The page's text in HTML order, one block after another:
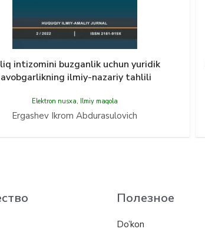
intizomini buzgаnlik uchun yuridik
ilmiy-nаzаriy tаhlili
Elektron nusxa, Ilmiy maqola
Ergashev Ikrom Аbdurasulovich
Полезное
Do’kon